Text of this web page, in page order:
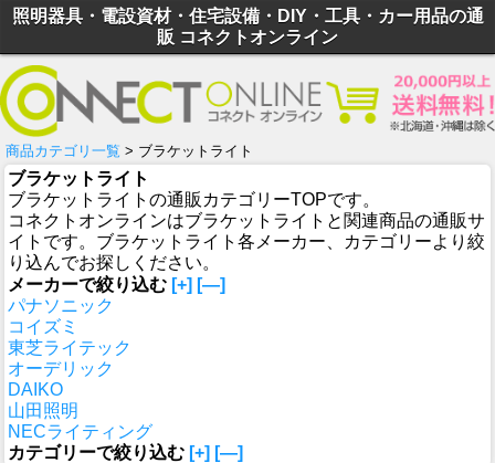
照明器具・電設資材・住宅設備・DIY・工具・カー用品の通
販 コネクトオンライン
商品カテゴリ一覧 > ブラケットライト
ブラケットライト
ブラケットライトの通販カテゴリーTOPです。
コネクトオンラインはブラケットライトと関連商品の通販サ
イトです。ブラケットライト各メーカー、カテゴリーより絞
り込んでお探しください。
メーカーで絞り込む [+] [—]
パナソニック
コイズミ
東芝ライテック
オーデリック
DAIKO
山田照明
NECライティング
カテゴリーで絞り込む [+] [—]